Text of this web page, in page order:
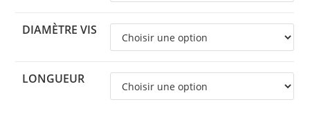
DIAMÈTRE VIS
LONGUEUR